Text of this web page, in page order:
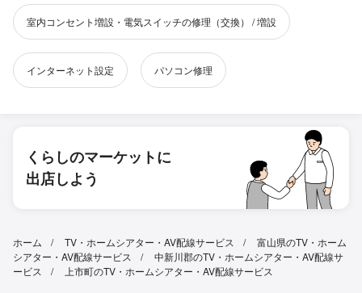
室内コンセント増設・電気スイッチの修理（交換） / 増設
インターネット設定 パソコン修理
くらしのマーケットに
出店しよう
ホーム TV・ホームシアター・AV配線サービス
富山県のTV・ホーム
シアター・AV配線サービス
中新川郡のTV・ホームシアター・AV配線サ
ービス
上市町のTV・ホームシアター・AV配線サービス